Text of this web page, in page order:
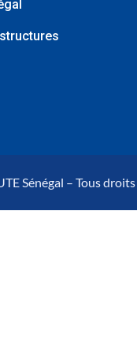
Sénégal – Tous